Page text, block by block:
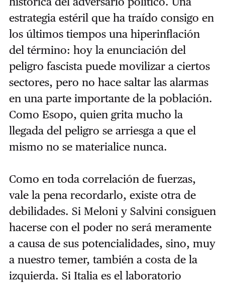
estrategia estéril que ha traído consigo en
los últimos tiempos una hiperinflación
del término: hoy la enunciación del
peligro fascista puede movilizar a ciertos
sectores, pero no hace saltar las alarmas
en una parte importante de la población.
Como Esopo, quien grita mucho la
llegada del peligro se arriesga a que el
mismo no se materialice nunca.
Como en toda correlación de fuerzas,
vale la pena recordarlo, existe otra de
debilidades. Si Meloni y Salvini consiguen
hacerse con el poder no será meramente
a causa de sus potencialidades, sino, muy
a nuestro temer, también a costa de la
izquierda. Si Italia es el laboratorio